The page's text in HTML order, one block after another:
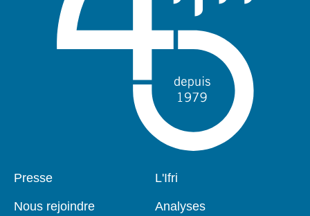
Pied
Presse
Nous rejoindre
Navigation
L'Ifri
Analyses